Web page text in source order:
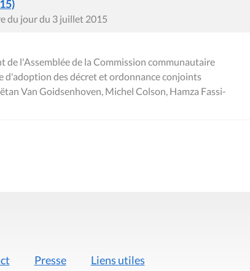
du jour du 3 juillet 2015
l'Assemblée de la Commission communautaire
d'adoption des décret et ordonnance conjoints
Van Goidsenhoven, Michel Colson, Hamza Fassi-
Presse Liens utiles